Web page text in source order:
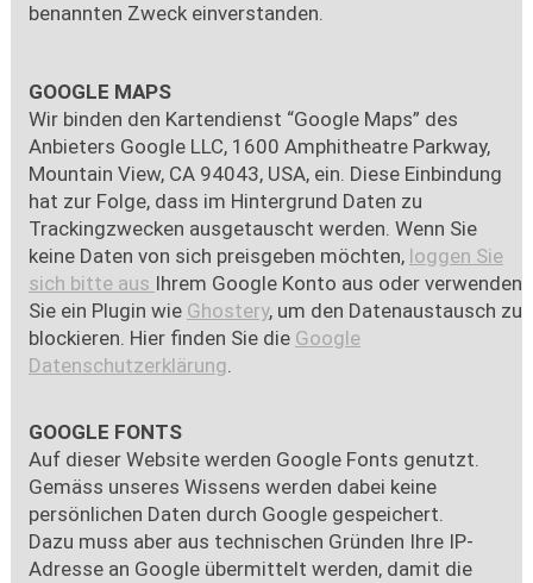
benannten Zweck einverstanden.
GOOGLE MAPS
Wir binden den Kartendienst “Google Maps” des
Anbieters Google LLC, 1600 Amphitheatre Parkway,
Mountain View, CA 94043, USA, ein. Diese Einbindung
hat zur Folge, dass im Hintergrund Daten zu
Trackingzwecken ausgetauscht werden. Wenn Sie
keine Daten von sich preisgeben möchten, loggen Sie
sich bitte aus Ihrem Google Konto aus oder verwenden
Sie ein Plugin wie Ghostery, um den Datenaustausch zu
blockieren. Hier finden Sie die Google
Datenschutzerklärung.
GOOGLE FONTS
Auf dieser Website werden Google Fonts genutzt.
Gemäss unseres Wissens werden dabei keine
persönlichen Daten durch Google gespeichert.
Dazu muss aber aus technischen Gründen Ihre IP-
Adresse an Google übermittelt werden, damit die